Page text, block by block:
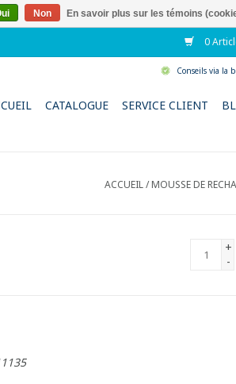
0
Conseils via la
CATALOGUE SERVICE CLIENT
ACCUEIL/MOUSSE DE
+
-
Non En savoir plus sur les témoins